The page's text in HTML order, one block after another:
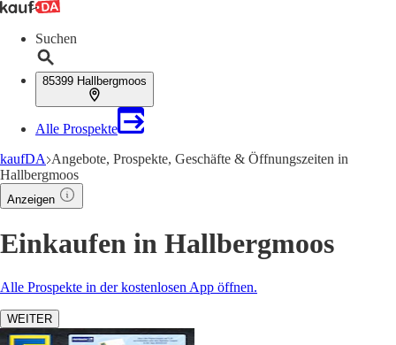
Suchen
85399 Hallbergmoos
Alle Prospekte
kaufDA Angebote, Prospekte, Geschäfte & Öffnungszeiten in
Hallbergmoos
Anzeigen
Einkaufen in Hallbergmoos
Alle Prospekte in der kostenlosen App öffnen.
WEITER